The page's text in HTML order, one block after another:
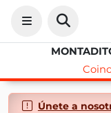
Únete a